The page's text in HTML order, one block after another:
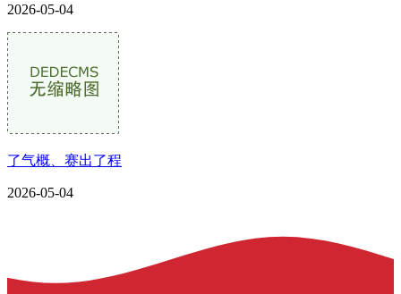
2026-05-04
了气概、赛出了程
2026-05-04